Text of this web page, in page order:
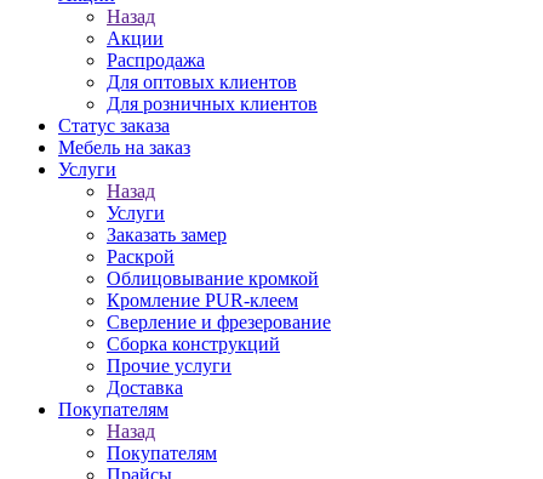
Назад
Акции
Распродажа
Для оптовых клиентов
Для розничных клиентов
Статус заказа
Мебель на заказ
Услуги
Назад
Услуги
Заказать замер
Раскрой
Облицовывание кромкой
Кромление PUR-клеем
Сверление и фрезерование
Сборка конструкций
Прочие услуги
Доставка
Покупателям
Назад
Покупателям
Прайсы